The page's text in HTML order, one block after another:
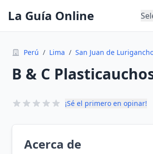
La Guía Online
Perú / Lima / San Juan de
B & C
¡Sé el primero en opinar!
Acerca de